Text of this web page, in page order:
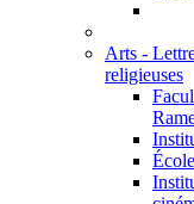
Arts -
religieuses